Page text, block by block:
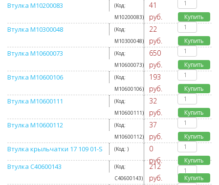
Втулка M10200083
(Код:
M10200083)
41
руб.
Купить
Втулка M10300048
(Код:
M10300048)
22
руб.
Купить
Втулка M10600073
(Код:
M10600073)
650
руб.
Купить
Втулка M10600106
(Код:
M10600106)
193
руб.
Купить
Втулка M10600111
(Код:
M10600111)
32
руб.
Купить
Втулка M10600112
(Код:
M10600112)
37
руб.
Купить
Втулка крыльчатки 17 109 01-S (Код: )
0
руб.
Купить
Втулка С40600143
(Код:
С40600143)
212
руб.
Купить